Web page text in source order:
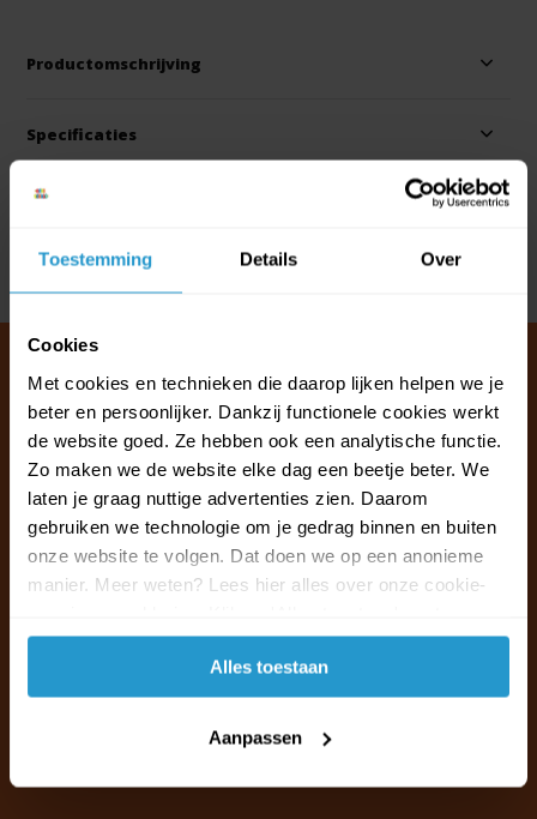
Toestemming Details Over
Cookies
Met cookies en technieken die daarop lijken helpen we je
beter en persoonlijker. Dankzij functionele cookies werkt
de website goed. Ze hebben ook een analytische functie.
Zo maken we de website elke dag een beetje beter. We
laten je graag nuttige advertenties zien. Daarom
gebruiken we technologie om je gedrag binnen en buiten
onze website te volgen. Dat doen we op een anonieme
manier. Meer weten? Lees hier alles over onze cookie-
accepteren.
Alles toestaan
Aanpassen
Productomschrijving
Specificaties
Reviews
Klantenservice & FAQ
Wij staan voor u klaar.
Ma t/m vr van 09:30 - 16:00 telefonisch
+31 (0)13 785 62 41
Naar de klantenservice & FAQ